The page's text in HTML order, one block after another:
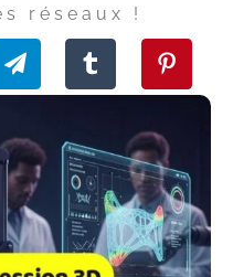
réseaux !